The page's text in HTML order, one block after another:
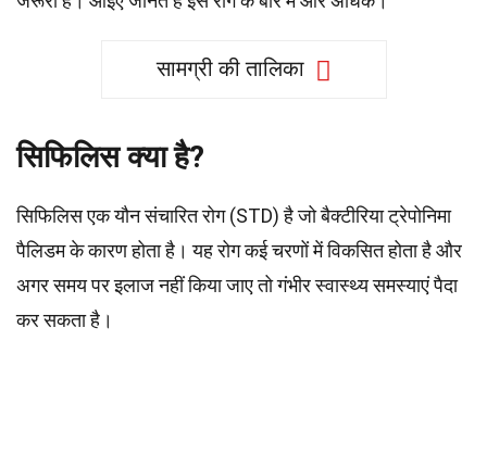
सामग्री की तालिका
सिफिलिस क्या है?
सिफिलिस एक यौन संचारित रोग (STD) है जो बैक्टीरिया ट्रेपोनिमा
पैलिडम के कारण होता है। यह रोग कई चरणों में विकसित होता है और
अगर समय पर इलाज नहीं किया जाए तो गंभीर स्वास्थ्य समस्याएं पैदा
कर सकता है।